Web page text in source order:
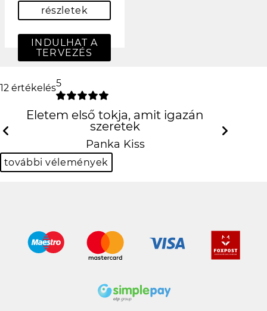
részletek
INDULHAT A
TERVEZÉS
12 értékelés5
Életem első tokja, amit igazán
szeretek
Panka Kiss
Previous Next
további vélemények